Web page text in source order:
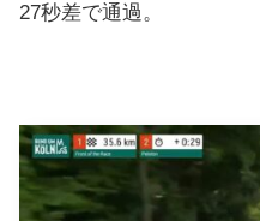
27秒差で通過。